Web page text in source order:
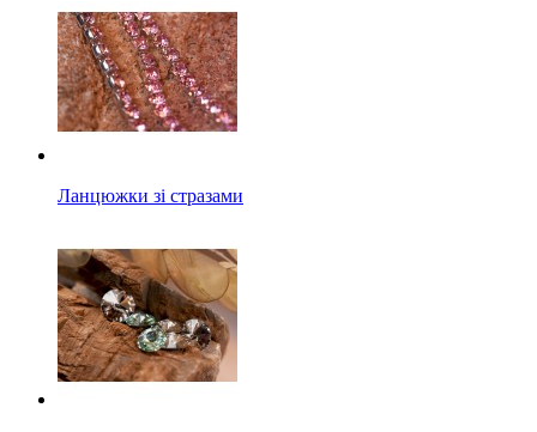
Ланцюжки зі стразами